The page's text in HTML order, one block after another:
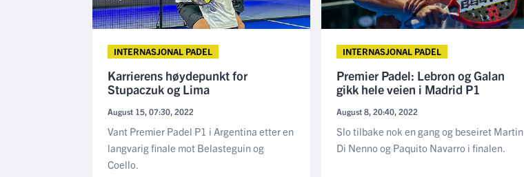
INTERNASJONAL PADEL
Karrierens høydepunkt for
Stupaczuk og Lima
August 15, 07:30, 2022
Vant Premier Padel P1 i Argentina etter en
langvarig finale mot Belasteguin og
Coello.
INTERNASJONAL PADEL
Premier Padel: Lebron og Galan
gikk hele veien i Madrid P1
August 8, 20:40, 2022
Slo tilbake nok en gang og beseiret Martin
Di Nenno og Paquito Navarro i finalen.